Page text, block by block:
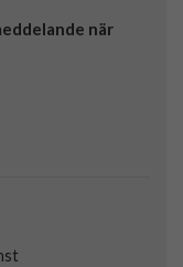
när